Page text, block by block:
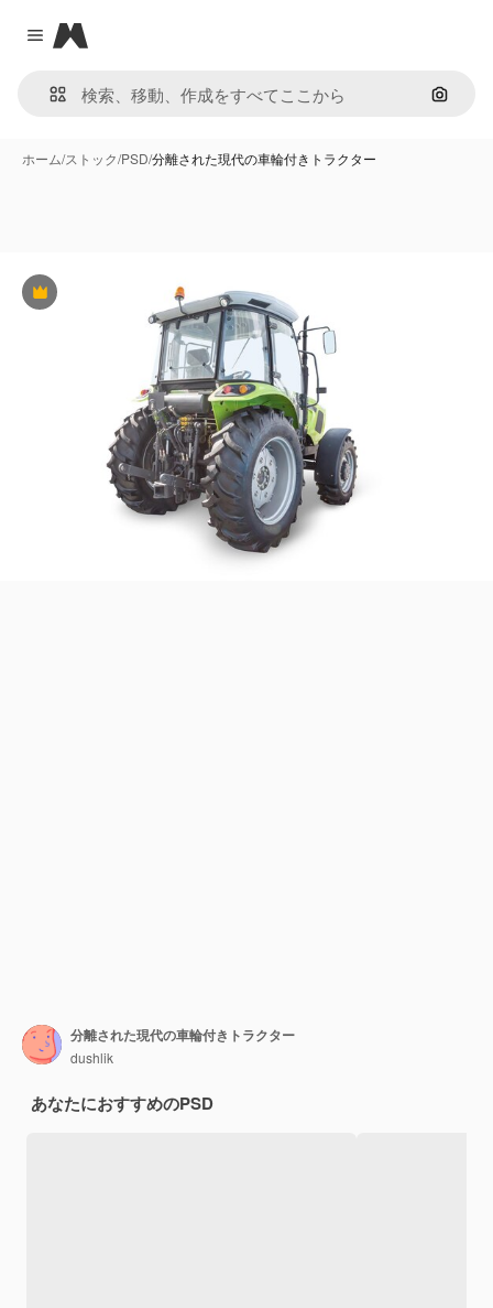
Close menu
Magnific
画像で
ホーム/ストック/PSD/分離された現代の車輪付きトラクター
Premium
分離された現代の車輪付きトラクター
dushlik
あなたにおすすめのPSD